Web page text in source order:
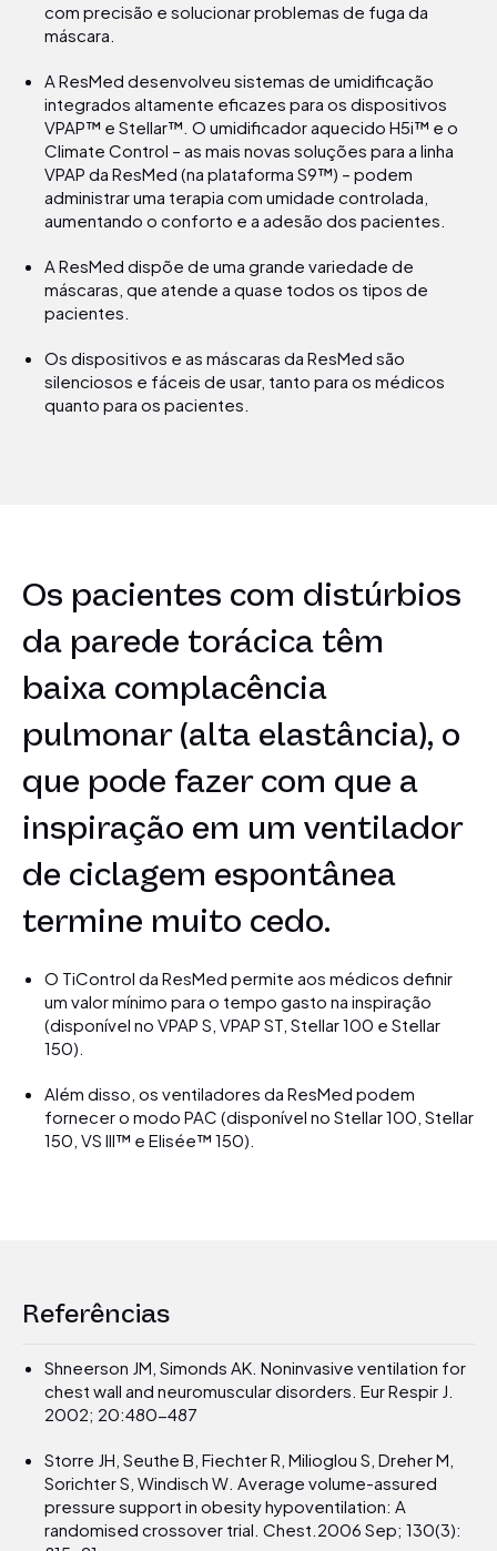
com precisão e solucionar problemas de fuga da
máscara.
A ResMed desenvolveu sistemas de umidificação
integrados altamente eficazes para os dispositivos
VPAP™ e Stellar™. O umidificador aquecido H5i™ e o
Climate Control – as mais novas soluções para a linha
VPAP da ResMed (na plataforma S9™) – podem
administrar uma terapia com umidade controlada,
aumentando o conforto e a adesão dos pacientes.
A ResMed dispõe de uma grande variedade de
máscaras, que atende a quase todos os tipos de
pacientes.
Os dispositivos e as máscaras da ResMed são
silenciosos e fáceis de usar, tanto para os médicos
quanto para os pacientes.
Os pacientes com distúrbios
da parede torácica têm
baixa complacência
pulmonar (alta elastância), o
que pode fazer com que a
inspiração em um ventilador
de ciclagem espontânea
termine muito cedo.
O TiControl da ResMed permite aos médicos definir
um valor mínimo para o tempo gasto na inspiração
(disponível no VPAP S, VPAP ST, Stellar 100 e Stellar
150).
Além disso, os ventiladores da ResMed podem
fornecer o modo PAC (disponível no Stellar 100, Stellar
150, VS III™ e Elisée™ 150).
Referências
Shneerson JM, Simonds AK. Noninvasive ventilation for
chest wall and neuromuscular disorders. Eur Respir J.
2002; 20:480-487
Storre JH, Seuthe B, Fiechter R, Milioglou S, Dreher M,
Sorichter S, Windisch W. Average volume-assured
pressure support in obesity hypoventilation: A
randomised crossover trial. Chest.2006 Sep; 130(3):